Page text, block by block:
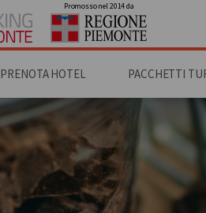
Promosso nel 2014 da
PRENOTA HOTEL PACCHETTI